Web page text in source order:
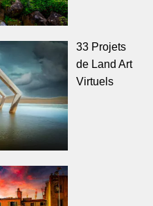
33 Projets
de Land Art
Virtuels